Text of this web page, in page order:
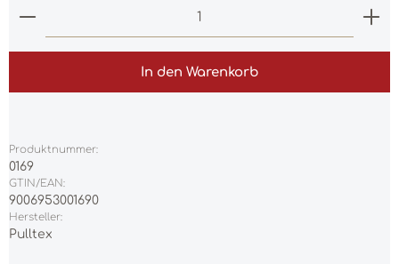
Produkt Anzahl: Gib den gewünschten Wert
In den Warenkorb
Produktnummer:
0169
GTIN/EAN:
9006953001690
Hersteller:
Pulltex